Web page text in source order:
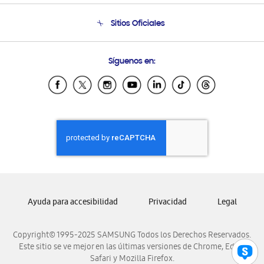
Condiciones de Compra
Soporte vía eMail
Sitios Oficiales
Samsung Ecuador
Samsung El Salvador
Samsung Honduras
Samsung Nicaragua
Samsung Panamá
Samsung Venezuela
Síguenos en:
Copyright© 1995-2025 SAMSUNG Todos los Derechos Reservados.
Este sitio se ve mejor en las últimas versiones de Chrome, Edge,
Safari y Mozilla Firefox.
Ayuda para accesibilidad Privacidad Legal